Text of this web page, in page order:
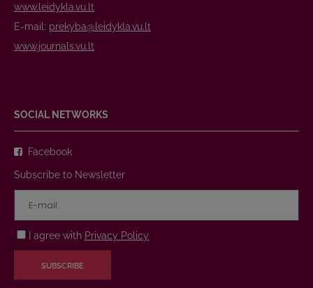
www.leidykla.vu.lt
E-mail: prekyba@leidykla.vu.lt
www.journals.vu.lt
SOCIAL NETWORKS
Facebook
Subscribe to Newsletter
I agree with Privacy Policy
SUBSCRIBE